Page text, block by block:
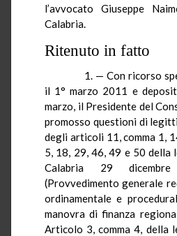
l’avvocato Giuseppe
Calabria.
Ritenuto in fatto
1. — Con ricorso
il 1° marzo 2011 e
marzo, il Presidente del
promosso questioni di
degli articoli 11, comma 1,
5, 18, 29, 46, 49 e 50 della
Calabria 29
(Provvedimento generale
ordinamentale e
manovra di finanza
Articolo 3, comma 4, della